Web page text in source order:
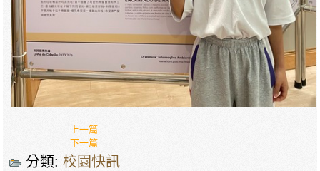
上一篇
下一篇
分類:校園快訊